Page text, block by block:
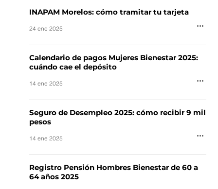
INAPAM Morelos: cómo tramitar tu tarjeta
24 ene 2025
Calendario de pagos Mujeres Bienestar 2025:
cuándo cae el depósito
14 ene 2025
Seguro de Desempleo 2025: cómo recibir 9 mil
pesos
14 ene 2025
Registro Pensión Hombres Bienestar de 60 a
64 años 2025